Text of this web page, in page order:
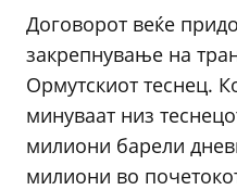
Договорот веќе
закрепнување на
Ормутскиот теснец.
минуваат низ
милиони барели
милиони во